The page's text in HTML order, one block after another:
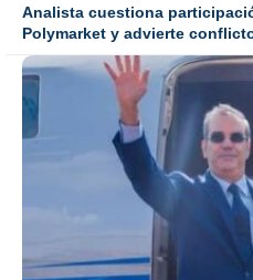
Analista cuestiona
Polymarket y advierte